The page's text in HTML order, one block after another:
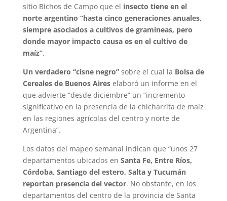
sitio Bichos de Campo que el insecto tiene en el
norte argentino “hasta cinco generaciones anuales,
siempre asociados a cultivos de gramíneas, pero
donde mayor impacto causa es en el cultivo de
maíz”.
Un verdadero “cisne negro”sobre el cual la Bolsa de
Cereales de Buenos Aireselaboró un informe en el
que advierte “desde diciembre” un “incremento
significativo en la presencia de la chicharrita de maíz
en las regiones agrícolas del centro y norte de
Argentina”.
Los datos del mapeo semanal indican que “unos 27
departamentos ubicados en Santa Fe, Entre Ríos,
Córdoba, Santiago del estero, Salta y Tucumán
reportan presencia del vector. No obstante, en los
departamentos del centro de la provincia de Santa